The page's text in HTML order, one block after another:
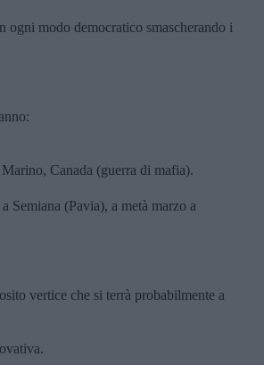
ogni modo democratico smascherando i
Canada (guerra di mafia).
Semiana (Pavia), a metà marzo a
vertice che si terrà probabilmente a